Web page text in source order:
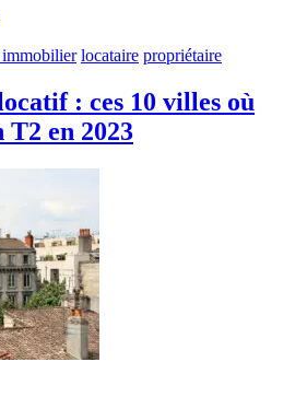
immobilier locataire propriétaire
: ces 10 villes où
en 2023